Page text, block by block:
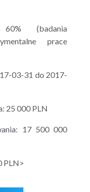
60% (badania
prace
03-31 do 2017-
25 000 PLN
17 500 000
PLN>